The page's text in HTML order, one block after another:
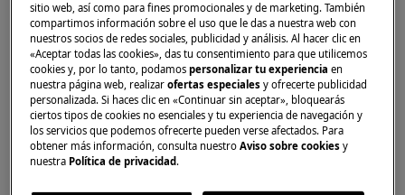
Bomba de calor tipo ""split"" reversible
Acondicionador de aire
Solución
1. La sigla ""RS"" en el indicador del control
remoto significa que se ha activado la
característica ""I FEEL"" (YO SIENTO)
sitio web, así como para fines promocionales y de marketing. También
compartimos información sobre el uso que le das a nuestra web con
nuestros socios de redes sociales, publicidad y análisis. Al hacer clic en
«Aceptar todas las cookies», das tu consentimiento para que utilicemos
cookies y, por lo tanto, podamospersonalizar tu experienciaen
nuestra página web, realizarofertas especiales y ofrecerte publicidad
personalizada. Si haces clic en «Continuar sin aceptar», bloquearás
ciertos tipos de cookies no esenciales y tu experiencia de navegación y
los servicios que podemos ofrecerte pueden verse afectados. Para
obtener más información, consulta nuestroAviso sobre cookies y
nuestra Política de privacidad .